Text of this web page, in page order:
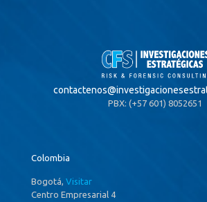
contactenos@
PBX: (+57 601) 8052651
Colombia
Bogotá, Visitar
Centro Empresarial 4